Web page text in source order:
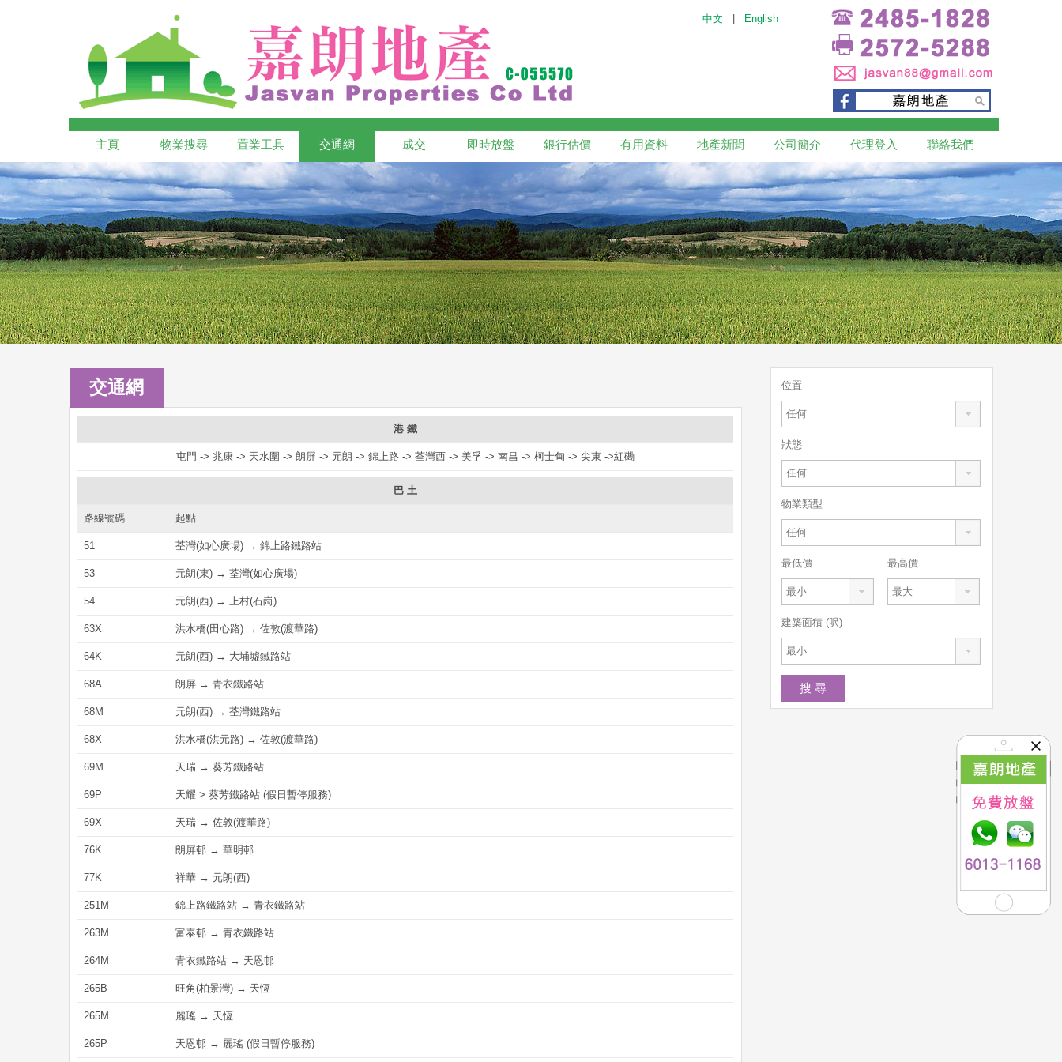
中文 English
主頁 物業搜尋 置業工具 交通網 成交 即時放盤 銀行估價 有用資料 地產新聞 公司簡介 代理登入 聯絡我們
交通網
港 鐵
屯門 -> 兆康 -> 天水圍 -> 朗屏 -> 元朗 -> 錦上路 -> 荃灣西 -> 美孚 -> 南昌 -> 柯士甸 -> 尖東 ->紅磡
巴 土
路線號碼 起點
51 荃灣(如心廣場) → 錦上路鐵路站
53 元朗(東) → 荃灣(如心廣場)
54 元朗(西) → 上村(石崗)
63X 洪水橋(田心路) → 佐敦(渡華路)
64K 元朗(西) → 大埔墟鐵路站
68A 朗屏 → 青衣鐵路站
68M 元朗(西) → 荃灣鐵路站
68X 洪水橋(洪元路) → 佐敦(渡華路)
69M 天瑞 → 葵芳鐵路站
69P 天耀 > 葵芳鐵路站 (假日暫停服務)
69X 天瑞 → 佐敦(渡華路)
76K 朗屏邨 → 華明邨
77K 祥華 → 元朗(西)
251M 錦上路鐵路站 → 青衣鐵路站
263M 富泰邨 → 青衣鐵路站
264M 青衣鐵路站 → 天恩邨
265B 旺角(柏景灣) → 天恆
265M 麗瑤 → 天恆
265P 天恩邨 → 麗瑤 (假日暫停服務)
位置
任何
狀態
任何
物業類型
任何
最低價
最小
最高價
最大
建築面積 (呎)
最小